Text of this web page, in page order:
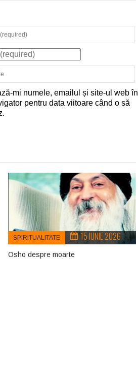
mi numele, emailul și site-ul web în
pentru data viitoare când o să
SPIRITUALITATE 15 IUNIE 2026
Osho despre moarte